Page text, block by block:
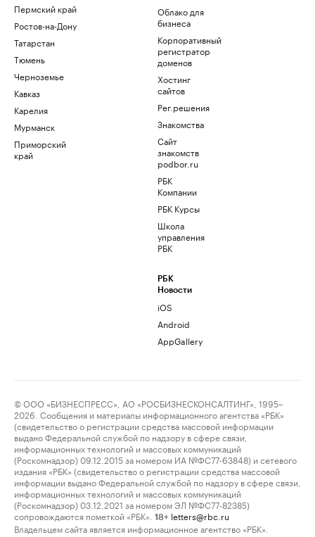
Пермский край
Ростов-на-Дону
Татарстан
Тюмень
Черноземье
Кавказ
Карелия
Мурманск
Приморский
край
Облако для
бизнеса
Корпоративный
регистратор
доменов
Хостинг
сайтов
Рег.решения
Знакомства
Сайт
знакомств
podbor.ru
РБК
Компании
РБК Курсы
Школа
управления
РБК
РБК
Новости
iOS
Android
AppGallery
© ООО «БИЗНЕСПРЕСС», АО «РОСБИЗНЕСКОНСАЛТИНГ», 1995–
2026. Сообщения и материалы информационного агентства «РБК»
(свидетельство о регистрации средства массовой информации
выдано Федеральной службой по надзору в сфере связи,
информационных технологий и массовых коммуникаций
(Роскомнадзор) 09.12.2015 за номером ИА №ФС77-63848) и сетевого
издания «РБК» (свидетельство о регистрации средства массовой
информации выдано Федеральной службой по надзору в сфере связи,
информационных технологий и массовых коммуникаций
(Роскомнадзор) 03.12.2021 за номером ЭЛ №ФС77-82385)
сопровождаются пометкой «РБК».
18+ letters@rbc.ru
Владельцем сайта является информационное агентство «РБК».